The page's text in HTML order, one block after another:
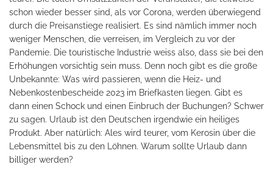
schon wieder besser sind, als vor Corona, werden überwiegend
durch die Preisanstiege realisiert. Es sind nämlich immer noch
weniger Menschen, die verreisen, im Vergleich zu vor der
Pandemie. Die touristische Industrie weiss also, dass sie bei den
Erhöhungen vorsichtig sein muss. Denn noch gibt es die große
Unbekannte: Was wird passieren, wenn die Heiz- und
Nebenkostenbescheide 2023 im Briefkasten liegen. Gibt es
dann einen Schock und einen Einbruch der Buchungen? Schwer
zu sagen. Urlaub ist den Deutschen irgendwie ein heiliges
Produkt. Aber natürlich: Ales wird teurer, vom Kerosin über die
Lebensmittel bis zu den Löhnen. Warum sollte Urlaub dann
billiger werden?